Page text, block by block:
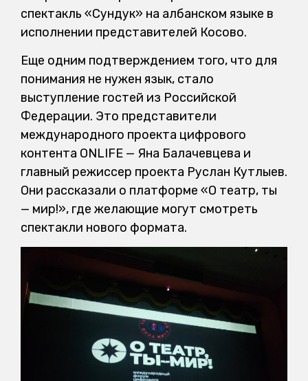
спектакль «Сундук» на албанском языке в
исполнении представителей Косово.
Еще одним подтверждением того, что для
понимания не нужен язык, стало
выступление гостей из Российской
Федерации. Это представители
международного проекта цифрового
контента ONLIFE — Яна Балачевцева и
главный режиссер проекта Руслан Кутлыев.
Они рассказали о платформе «О театр, ты
— мир!», где желающие могут смотреть
спектакли нового формата.